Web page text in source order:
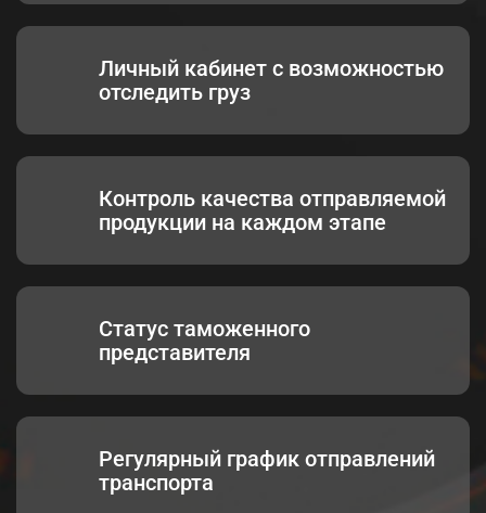
Личный кабинет с возможностью
отследить груз
Контроль качества отправляемой
продукции на каждом этапе
Статус таможенного
представителя
Регулярный график отправлений
транспорта